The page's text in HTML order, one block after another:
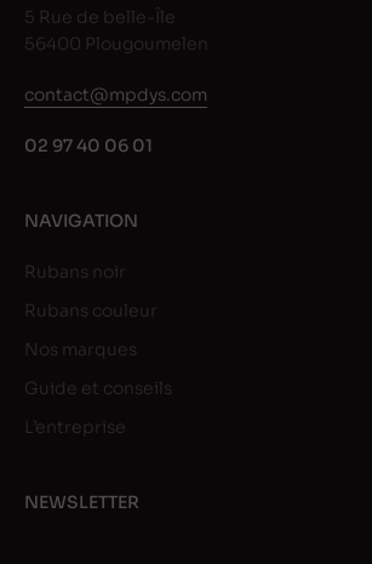
5 Rue de belle-Île
56400 Plougoumelen
contact@mpdys.com
02 97 40 06 01
NAVIGATION
Rubans noir
Rubans couleur
Nos marques
Guide et conseils
L’entreprise
NEWSLETTER